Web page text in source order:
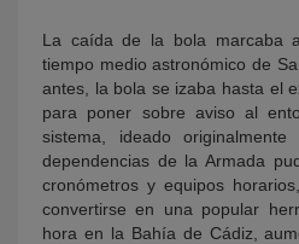
La caída de la bola marcaba
tiempo medio astronómico de
antes, la bola se izaba hasta el
para poner sobre aviso al
sistema, ideado
dependencias de la Armada
cronómetros y equipos
convertirse en una popular
hora en la Bahía de Cádiz,